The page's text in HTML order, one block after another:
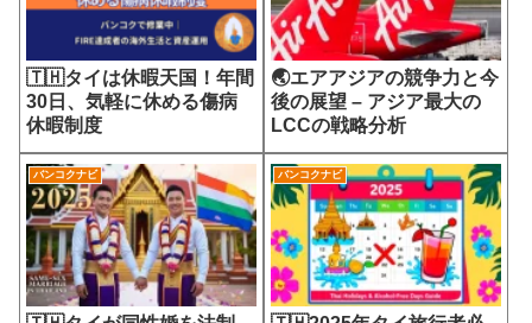
🇹🇭タイは休暇天国！年間
30日、気軽に休める傷病
休暇制度
🌏エアアジアの競争力と今
後の展望 – アジア最大の
LCCの戦略分析
バンコクナビ バンコクナビ